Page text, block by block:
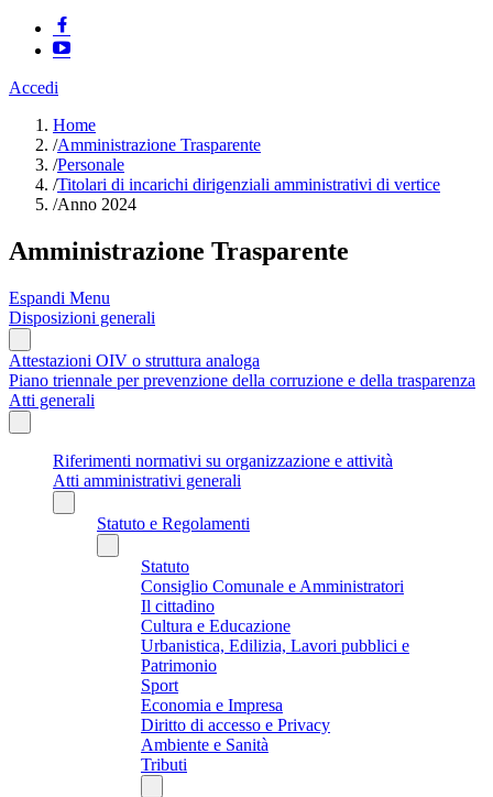
Accedi
Home
/Amministrazione Trasparente
/Personale
/Titolari di incarichi dirigenziali amministrativi di vertice
/Anno 2024
Amministrazione Trasparente
Espandi Menu
Disposizioni generali
Attestazioni OIV o struttura analoga
Piano triennale per prevenzione della corruzione e della trasparenza
Atti generali
Riferimenti normativi su organizzazione e attività
Atti amministrativi generali
Statuto e Regolamenti
Statuto
Consiglio Comunale e Amministratori
Il cittadino
Cultura e Educazione
Urbanistica, Edilizia, Lavori pubblici e
Patrimonio
Sport
Economia e Impresa
Diritto di accesso e Privacy
Ambiente e Sanità
Tributi